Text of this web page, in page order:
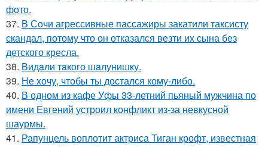
фото.
37. В Сочи агрессивные пассажиры закатили таксисту
скандал, потому что он отказался везти их сына без
детского кресла.
38. Видaли тaкого шaлунишку.
39. Не хочу, чтобы ты достался кому-либо.
40. В одном из кафе Уфы 33-летний пьяный мужчина по
имени Евгений устроил конфликт из-за невкусной
шаурмы.
41. Рапунцель воплотит актриса Тиган крофт, известная